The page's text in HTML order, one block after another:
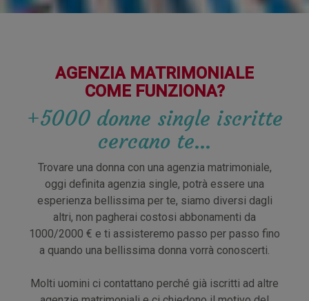
AGENZIA MATRIMONIALE
COME FUNZIONA?
+5000 donne single iscritte
cercano te…
Trovare una donna con una agenzia matrimoniale,
oggi definita agenzia single, potrà essere una
esperienza bellissima per te, siamo diversi dagli
altri, non pagherai costosi abbonamenti da
1000/2000 € e ti assisteremo passo per passo fino
a quando una bellissima donna vorrà conoscerti.
Molti uomini ci contattano perché già iscritti ad altre